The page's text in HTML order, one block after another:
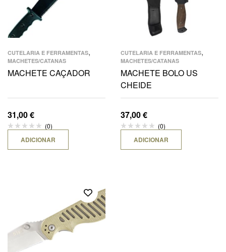
CUTELARIA E FERRAMENTAS,
MACHETES/CATANAS
MACHETE CAÇADOR
31,00€
(0)
ADICIONAR
CUTELARIA E FERRAMENTAS,
MACHETES/CATANAS
MACHETE BOLO US
CHEIDE
37,00€
(0)
ADICIONAR